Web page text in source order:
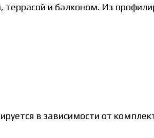
и балконом. Из
в зависимости от